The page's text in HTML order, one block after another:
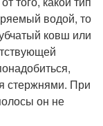
водой, то
ковш или
стержнями. При
он не